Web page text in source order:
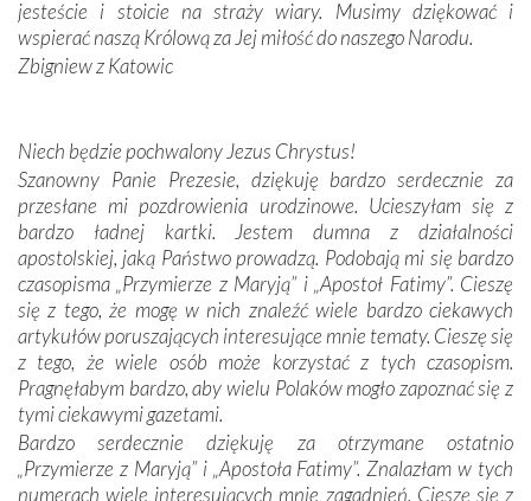
zwyczaje. Mimo że nasze kraje są od siebie bardzo
oddalone, w żaden sposób nie czuliśmy się obco.
Sprawiła to oczywiście sama Matka Boża, ale też
miejsc, które znalazły się na trasie naszej pielgrzymki,
mieliśmy okazję przekonać się, że Maryja swoją opieką
otacza nie tylko nasz naród, lecz wszystkie nacje, które
się Jej ufnie oddają, a także każdą osobę, która zawierza
Jej siebie oraz swych bliskich.
Dzieje Portugalii to również historia wierności Bogu i
odstępstw, także w życiu władców. Trudne momenty w
wymiarze tak osobistym, jak i zbiorowym, przypominają o
konieczności ciągłego zabiegania o własną duszę i o łaskę
Opatrzności. Wierność przynosi pomyślność –
przynajmniej w życiu duchowym. Odstępstwo owocuje
nieszczęściem i śmiercią. Te uniwersalne prawdy
przychodziły na myśl, gdy słuchaliśmy opowieści
jesteście i stoicie na straży wiary. Musimy dziękować i
wspierać naszą Królową za Jej miłość do naszego Narodu.
Zbigniew z Katowic
Niech będzie pochwalony Jezus Chrystus!
Szanowny Panie Prezesie, dziękuję bardzo serdecznie za
przesłane mi pozdrowienia urodzinowe. Ucieszyłam się z
bardzo ładnej kartki. Jestem dumna z działalności
apostolskiej, jaką Państwo prowadzą. Podobają mi się bardzo
czasopisma „Przymierze z Maryją” i „Apostoł Fatimy”. Cieszę
się z tego, że mogę w nich znaleźć wiele bardzo ciekawych
artykułów poruszających interesujące mnie tematy. Cieszę się
z tego, że wiele osób może korzystać z tych czasopism.
Pragnęłabym bardzo, aby wielu Polaków mogło zapoznać się z
tymi ciekawymi gazetami.
Bardzo serdecznie dziękuję za otrzymane ostatnio
„Przymierze z Maryją” i „Apostoła Fatimy”. Znalazłam w tych
numerach wiele interesujących mnie zagadnień. Cieszę się z